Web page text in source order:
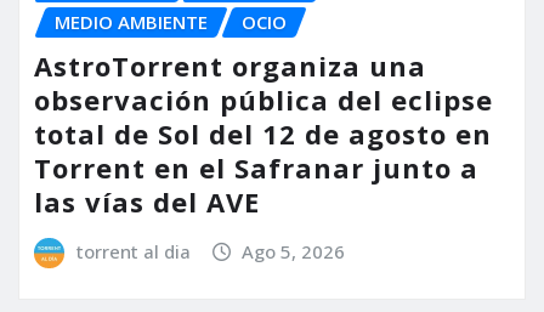
MEDIO AMBIENTE
OCIO
AstroTorrent organiza una
observación pública del eclipse
total de Sol del 12 de agosto en
Torrent en el Safranar junto a
las vías del AVE
torrent al dia Ago 5, 2026